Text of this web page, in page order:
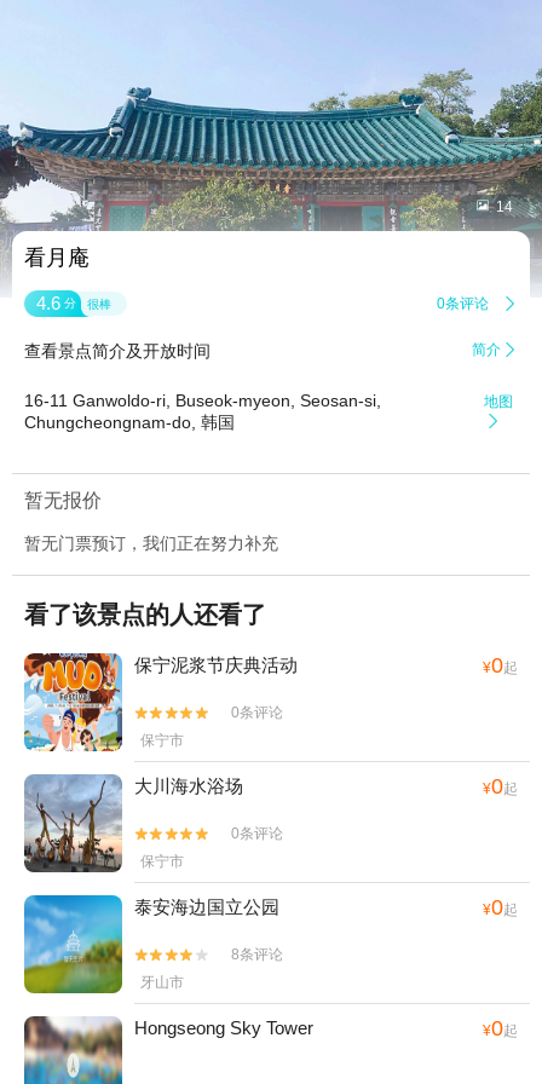
 14
看月庵
4.6 分 很棒 0条评论 
查看景点简介及开放时间 简介 
16-11 Ganwoldo-ri, Buseok-myeon, Seosan-si,
Chungcheongnam-do, 韩国
地图

暂无报价
暂无门票预订，我们正在努力补充
看了该景点的人还看了
保宁泥浆节庆典活动 ¥0起


0条评论
保宁市
大川海水浴场 ¥0起


0条评论
保宁市
泰安海边国立公园 ¥0起


8条评论
牙山市
Hongseong Sky Tower ¥0起